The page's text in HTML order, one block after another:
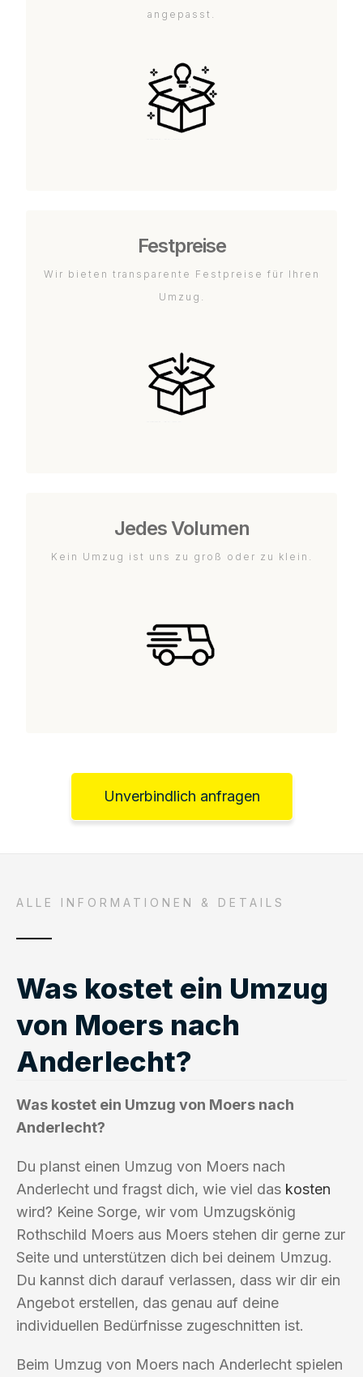
angepasst.
Festpreise
Wir bieten transparente Festpreise für Ihren
Umzug.
Jedes Volumen
Kein Umzug ist uns zu groß oder zu klein.
Unverbindlich anfragen
ALLE INFORMATIONEN & DETAILS
Was kostet ein Umzug
von Moers nach
Anderlecht?
Was kostet ein Umzug von Moers nach
Anderlecht?
Du planst einen Umzug von Moers nach
Anderlecht und fragst dich, wie viel das kosten
wird? Keine Sorge, wir vom Umzugskönig
Rothschild Moers aus Moers stehen dir gerne zur
Seite und unterstützen dich bei deinem Umzug.
Du kannst dich darauf verlassen, dass wir dir ein
Angebot erstellen, das genau auf deine
individuellen Bedürfnisse zugeschnitten ist.
Beim Umzug von Moers nach Anderlecht spielen